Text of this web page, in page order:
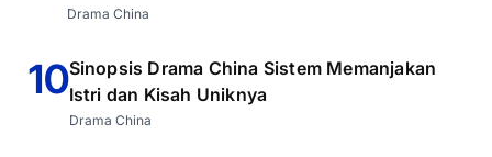
Drama China
10Sinopsis Drama China Sistem Memanjakan
Istri dan Kisah Uniknya
Drama China